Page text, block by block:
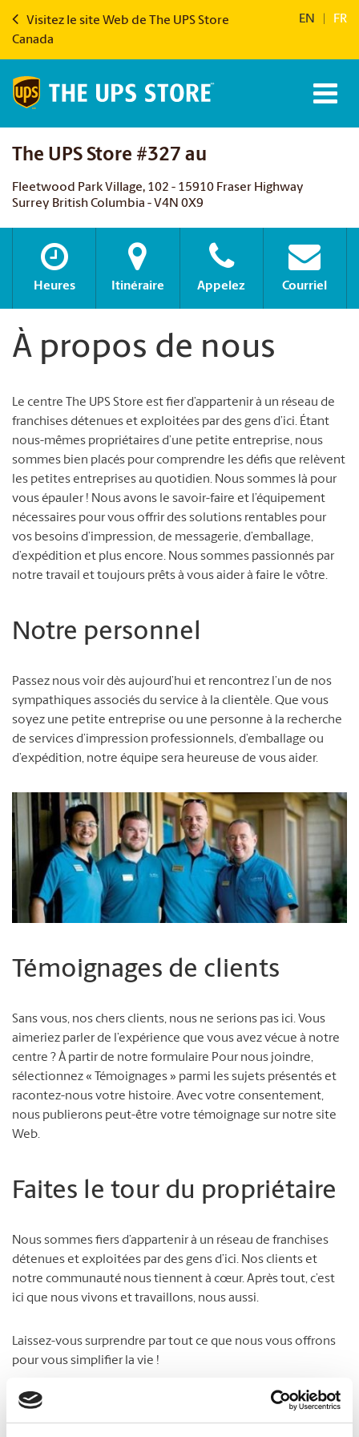
Visitez le site Web de The UPS Store
Canada
EN FR
The UPS Store #327 au
Fleetwood Park Village, 102 - 15910 Fraser Highway
Surrey British Columbia - V4N 0X9
Heures Itinéraire Appelez Courriel
À propos de nous
Le centre The UPS Store est fier d’appartenir à un réseau de
franchises détenues et exploitées par des gens d’ici. Étant
nous-mêmes propriétaires d’une petite entreprise, nous
sommes bien placés pour comprendre les défis que relèvent
les petites entreprises au quotidien. Nous sommes là pour
vous épauler ! Nous avons le savoir-faire et l’équipement
nécessaires pour vous offrir des solutions rentables pour
vos besoins d’impression, de messagerie, d’emballage,
d’expédition et plus encore. Nous sommes passionnés par
notre travail et toujours prêts à vous aider à faire le vôtre.
Notre personnel
Passez nous voir dès aujourd’hui et rencontrez l’un de nos
sympathiques associés du service à la clientèle. Que vous
soyez une petite entreprise ou une personne à la recherche
de services d’impression professionnels, d’emballage ou
d’expédition, notre équipe sera heureuse de vous aider.
Témoignages de clients
Sans vous, nos chers clients, nous ne serions pas ici. Vous
aimeriez parler de l’expérience que vous avez vécue à notre
centre ? À partir de notre formulaire Pour nous joindre,
sélectionnez « Témoignages » parmi les sujets présentés et
racontez-nous votre histoire. Avec votre consentement,
nous publierons peut-être votre témoignage sur notre site
Web.
Faites le tour du propriétaire
Nous sommes fiers d’appartenir à un réseau de franchises
détenues et exploitées par des gens d’ici. Nos clients et
notre communauté nous tiennent à cœur. Après tout, c’est
ici que nous vivons et travaillons, nous aussi.
Laissez-vous surprendre par tout ce que nous vous offrons
pour vous simplifier la vie !